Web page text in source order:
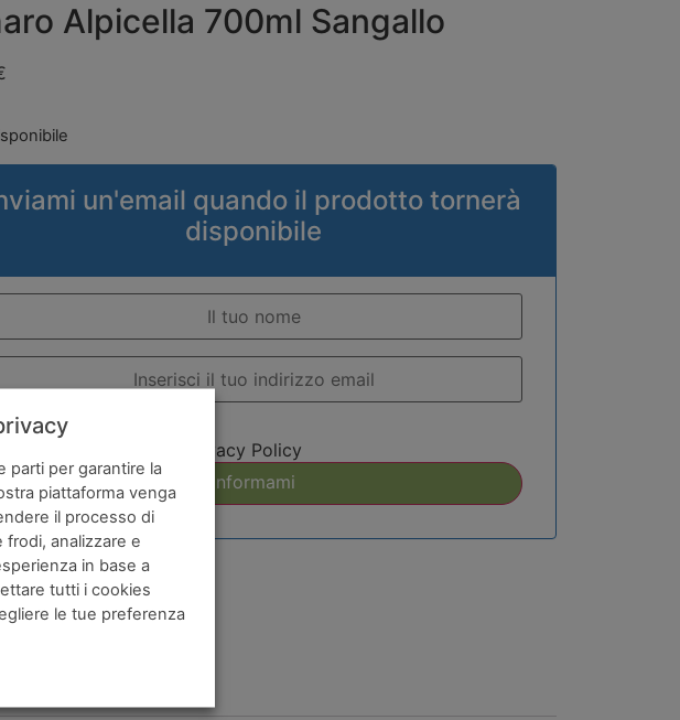
Alpicella 700ml Sangallo
un'email quando il prodotto tornerà
disponibile
Privacy Policy
parti per garantire la
piattaforma venga
il processo di
frodi, analizzare e
in base a
tutti i cookies
le tue preferenza